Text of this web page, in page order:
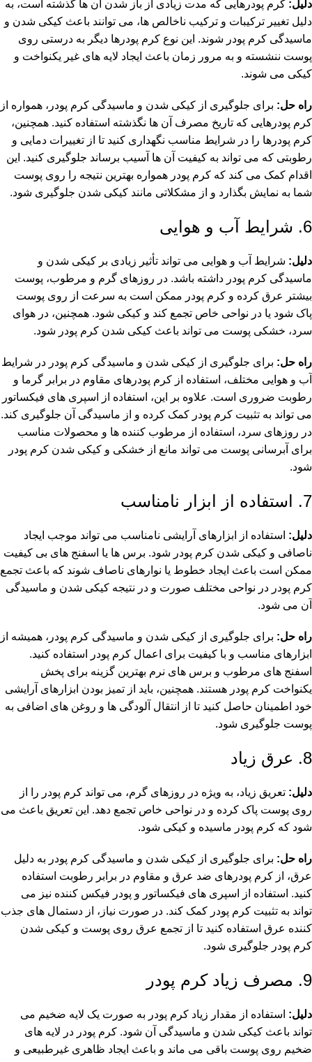
دلیل: کرم پودرهایی که مدت زیادی از باز شدن آن ها گذشته است، به
دلیل تغییر ترکیبات و ترکیب ناخالص ها، می توانند باعث کیکی شدن و
ماسیدگی کرم پودر شوند. این نوع کرم پودرها دیگر به درستی روی
پوست ننشسته و به مرور زمان باعث ایجاد لایه های غیر یکنواخت و
کیکی می شوند.
راه حل: برای جلوگیری از کیکی شدن و ماسیدگی کرم پودر، همواره از
کرم پودرهایی که تاریخ مصرف آن ها نگذشته استفاده کنید. همچنین،
کرم پودرها را در شرایط مناسب نگهداری کنید تا از تغییرات دمایی و
رطوبتی که می تواند به کیفیت آن ها آسیب برساند جلوگیری کنید. این
اقدام کمک می کند که کرم پودر همواره بهترین نتیجه را روی پوست
شما به نمایش بگذارد و از مشکلاتی مانند کیکی شدن جلوگیری شود.
6. شرایط آب و هوایی
دلیل: شرایط آب و هوایی می تواند تأثیر زیادی بر کیکی شدن و
ماسیدگی کرم پودر داشته باشد. در روزهای گرم و مرطوب، پوست
بیشتر عرق کرده و کرم پودر ممکن است به سرعت از روی پوست
پاک شود یا در نواحی خاص تجمع کند و کیکی شود. همچنین، در هوای
سرد، خشکی پوست می تواند باعث کیکی شدن کرم پودر شود.
راه حل: برای جلوگیری از کیکی شدن و ماسیدگی کرم پودر در شرایط
آب و هوایی مختلف، استفاده از کرم پودرهای مقاوم در برابر گرما و
رطوبت ضروری است. علاوه بر این، استفاده از اسپری های فیکساتور
می تواند به تثبیت کرم پودر کمک کرده و از ماسیدگی آن جلوگیری کند.
در روزهای سرد، استفاده از مرطوب کننده ها و محصولات مناسب
برای آبرسانی پوست می تواند مانع از خشکی و کیکی شدن کرم پودر
شود.
7. استفاده از ابزار نامناسب
دلیل: استفاده از ابزارهای آرایشی نامناسب می تواند موجب ایجاد
ناصافی و کیکی شدن کرم پودر شود. برس ها یا اسفنج های بی کیفیت
ممکن است باعث ایجاد خطوط یا نوارهای ناصاف شوند که باعث تجمع
کرم پودر در نواحی مختلف صورت و در نتیجه کیکی شدن و ماسیدگی
آن می شود.
راه حل: برای جلوگیری از کیکی شدن و ماسیدگی کرم پودر، همیشه از
ابزارهای مناسب و با کیفیت برای اعمال کرم پودر استفاده کنید.
اسفنج های مرطوب و برس های نرم بهترین گزینه برای پخش
یکنواخت کرم پودر هستند. همچنین، باید از تمیز بودن ابزارهای آرایشی
خود اطمینان حاصل کنید تا از انتقال آلودگی ها و روغن های اضافی به
پوست جلوگیری شود.
8. عرق زیاد
دلیل: تعریق زیاد، به ویژه در روزهای گرم، می تواند کرم پودر را از
روی پوست پاک کرده و در نواحی خاص تجمع دهد. این تعریق باعث می
شود که کرم پودر ماسیده و کیکی شود.
راه حل: برای جلوگیری از کیکی شدن و ماسیدگی کرم پودر به دلیل
عرق، از کرم پودرهای ضد عرق و مقاوم در برابر رطوبت استفاده
کنید. استفاده از اسپری های فیکساتور و پودر فیکس کننده نیز می
تواند به تثبیت کرم پودر کمک کند. در صورت نیاز، از دستمال های جذب
کننده عرق استفاده کنید تا از تجمع عرق روی پوست و کیکی شدن
کرم پودر جلوگیری شود.
9. مصرف زیاد کرم پودر
دلیل: استفاده از مقدار زیاد کرم پودر به صورت یک لایه ضخیم می
تواند باعث کیکی شدن و ماسیدگی آن شود. کرم پودر در لایه های
ضخیم روی پوست باقی می ماند و باعث ایجاد ظاهری غیرطبیعی و